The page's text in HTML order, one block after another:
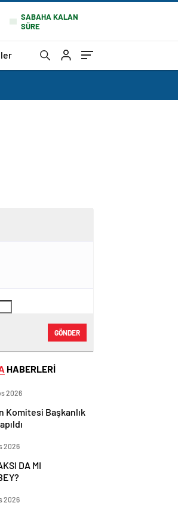
SABAHA KALAN
SÜRE
GÖNDER
HABERLERİ
2026
Komitesi Başkanlık
2026
DA MI
2026